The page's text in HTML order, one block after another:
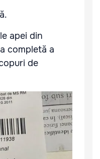
apei din
completă a
de